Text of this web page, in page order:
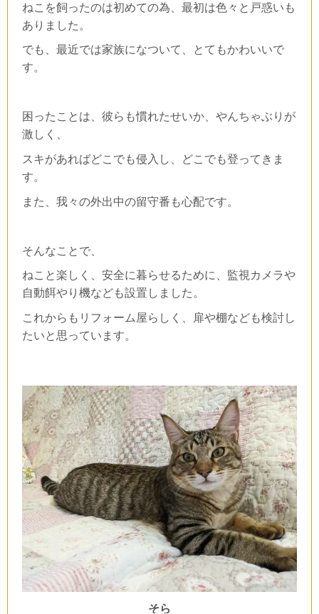
ねこを飼ったのは初めての為、最初は色々と戸惑いも
ありました。
でも、最近では家族になついて、とてもかわいいで
す。
困ったことは、彼らも慣れたせいか、やんちゃぶりが
激しく、
スキがあればどこでも侵入し、どこでも登ってきま
す。
また、我々の外出中の留守番も心配です。
そんなことで、
ねこと楽しく、安全に暮らせるために、監視カメラや
自動餌やり機なども設置しました。
これからもリフォーム屋らしく、扉や棚なども検討し
たいと思っています。
そら